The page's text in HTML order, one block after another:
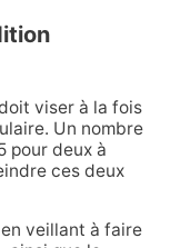
viser à la fois
Un nombre
pour deux à
ces deux
veillant à faire